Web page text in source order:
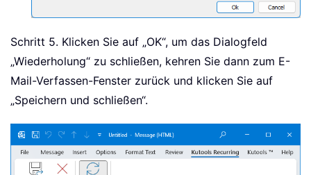
Schritt 5. Klicken Sie auf „OK“, um das Dialogfeld
„Wiederholung“ zu schließen, kehren Sie dann zum E-
Mail-Verfassen-Fenster zurück und klicken Sie auf
„Speichern und schließen“.